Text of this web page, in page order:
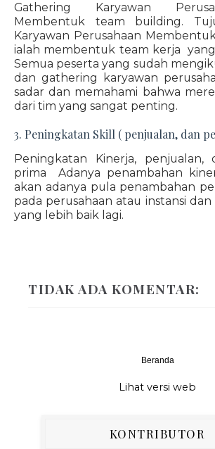
Gathering Karyawan
Membentuk team building.
Karyawan Perusahaan
ialah membentuk team kerja
Semua peserta yang sudah
dan gathering karyawan
sadar dan memahami bahwa
dari tim yang sangat penting.
3. Peningkatan Skill ( penjualan, dan
Peningkatan Kinerja, penjualan,
prima Adanya penambahan
akan adanya pula penambahan
pada perusahaan atau instansi
yang lebih baik lagi.
TIDAK ADA KOMENTAR:
Beranda
Lihat versi web
KONTRIBUTOR